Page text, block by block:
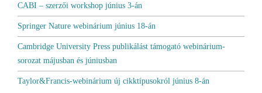
CABI – szerzői workshop június 3-án
Springer Nature webinárium június 18-án
Cambridge University Press publikálást támogató webinárium-
sorozat májusban és júniusban
Taylor&Francis-webinárium új cikktípusokról június 8-án